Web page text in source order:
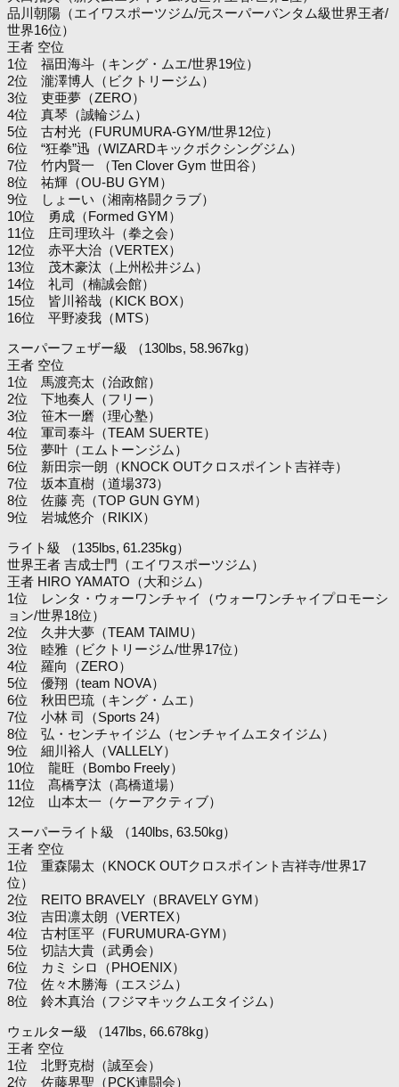
品川朝陽（エイワスポーツジム/元スーパーバンタム級世界王者/
世界16位）
王者 空位
1位 福田海斗（キング・ムエ/世界19位）
2位 瀧澤博人（ビクトリージム）
3位 吏亜夢（ZERO）
4位 真琴（誠輪ジム）
5位 古村光（FURUMURA-GYM/世界12位）
6位 “狂拳”迅（WIZARDキックボクシングジム）
7位 竹内賢一 （Ten Clover Gym 世田谷）
8位 祐輝（OU-BU GYM）
9位 しょーい（湘南格闘クラブ）
10位 勇成（Formed GYM）
11位 庄司理玖斗（拳之会）
12位 赤平大治（VERTEX）
13位 茂木豪汰（上州松井ジム）
14位 礼司（楠誠会館）
15位 皆川裕哉（KICK BOX）
16位 平野凌我（MTS）
スーパーフェザー級 （130lbs, 58.967kg）
王者 空位
1位 馬渡亮太（治政館）
2位 下地奏人（フリー）
3位 笹木一磨（理心塾）
4位 軍司泰斗（TEAM SUERTE）
5位 夢叶（エムトーンジム）
6位 新田宗一朗（KNOCK OUTクロスポイント吉祥寺）
7位 坂本直樹（道場373）
8位 佐藤 亮（TOP GUN GYM）
9位 岩城悠介（RIKIX）
ライト級 （135lbs, 61.235kg）
世界王者 吉成士門（エイワスポーツジム）
王者 HIRO YAMATO（大和ジム）
1位 レンタ・ウォーワンチャイ（ウォーワンチャイプロモーシ
ョン/世界18位）
2位 久井大夢（TEAM TAIMU）
3位 睦雅（ビクトリージム/世界17位）
4位 羅向（ZERO）
5位 優翔（team NOVA）
6位 秋田巴琉（キング・ムエ）
7位 小林 司（Sports 24）
8位 弘・センチャイジム（センチャイムエタイジム）
9位 細川裕人（VALLELY）
10位 龍旺（Bombo Freely）
11位 髙橋亨汰（髙橋道場）
12位 山本太一（ケーアクティブ）
スーパーライト級 （140lbs, 63.50kg）
王者 空位
1位 重森陽太（KNOCK OUTクロスポイント吉祥寺/世界17
位）
2位 REITO BRAVELY（BRAVELY GYM）
3位 吉田凛太朗（VERTEX）
4位 古村匡平（FURUMURA-GYM）
5位 切詰大貴（武勇会）
6位 カミ シロ（PHOENIX）
7位 佐々木勝海（エスジム）
8位 鈴木真治（フジマキックムエタイジム）
ウェルター級 （147lbs, 66.678kg）
王者 空位
1位 北野克樹（誠至会）
2位 佐藤界聖（PCK連闘会）